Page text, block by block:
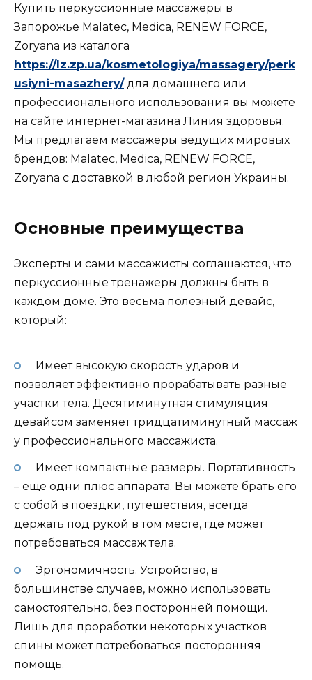
Купить перкуссионные массажеры в
Запорожье Malatec, Medica, RENEW FORCE,
Zoryana из каталога
https://lz.zp.ua/kosmetologiya/massagery/perk
usiyni-masazhery/для домашнего или
профессионального использования вы можете
на сайте интернет-магазина Линия здоровья.
Мы предлагаем массажеры ведущих мировых
брендов: Malatec, Medica, RENEW FORCE,
Zoryana с доставкой в любой регион Украины.
Основные преимущества
Эксперты и сами массажисты соглашаются, что
перкуссионные тренажеры должны быть в
каждом доме. Это весьма полезный девайс,
который:
Имеет высокую скорость ударов и
позволяет эффективно прорабатывать разные
участки тела. Десятиминутная стимуляция
девайсом заменяет тридцатиминутный массаж
у профессионального массажиста.
Имеет компактные размеры. Портативность
– еще одни плюс аппарата. Вы можете брать его
с собой в поездки, путешествия, всегда
держать под рукой в том месте, где может
потребоваться массаж тела.
Эргономичность. Устройство, в
большинстве случаев, можно использовать
самостоятельно, без посторонней помощи.
Лишь для проработки некоторых участков
спины может потребоваться посторонняя
помощь.